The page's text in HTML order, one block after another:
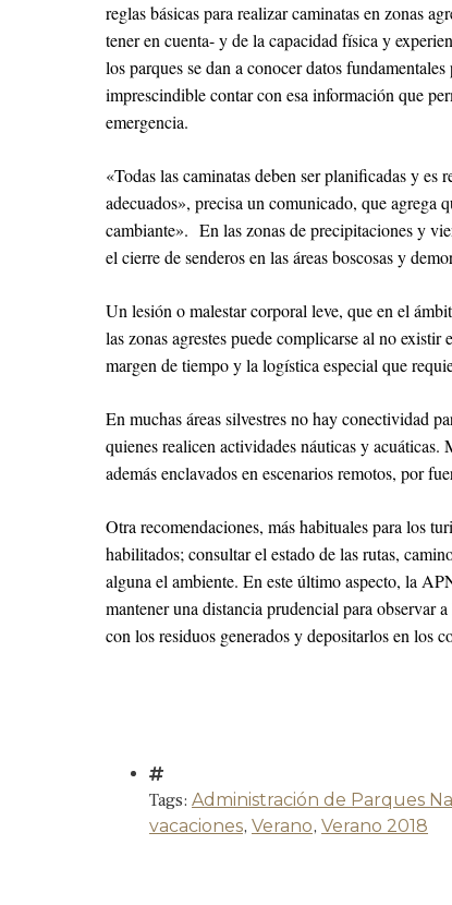
reglas básicas para realizar caminatas en zonas
tener en cuenta- y de la capacidad física y
los parques se dan a conocer datos
imprescindible contar con esa información que
emergencia.
«Todas las caminatas deben ser planificadas y
adecuados», precisa un comunicado, que agrega
cambiante». En las zonas de precipitaciones y
el cierre de senderos en las áreas boscosas y
Un lesión o malestar corporal leve, que en el
las zonas agrestes puede complicarse al no
margen de tiempo y la logística especial que
En muchas áreas silvestres no hay conectividad
quienes realicen actividades náuticas y acuáticas.
además enclavados en escenarios remotos, por
Otra recomendaciones, más habituales para los
habilitados; consultar el estado de las rutas,
alguna el ambiente. En este último aspecto, la
mantener una distancia prudencial para observar
con los residuos generados y depositarlos en los
Tags: Administración de Parques
vacaciones, Verano, Verano 2018